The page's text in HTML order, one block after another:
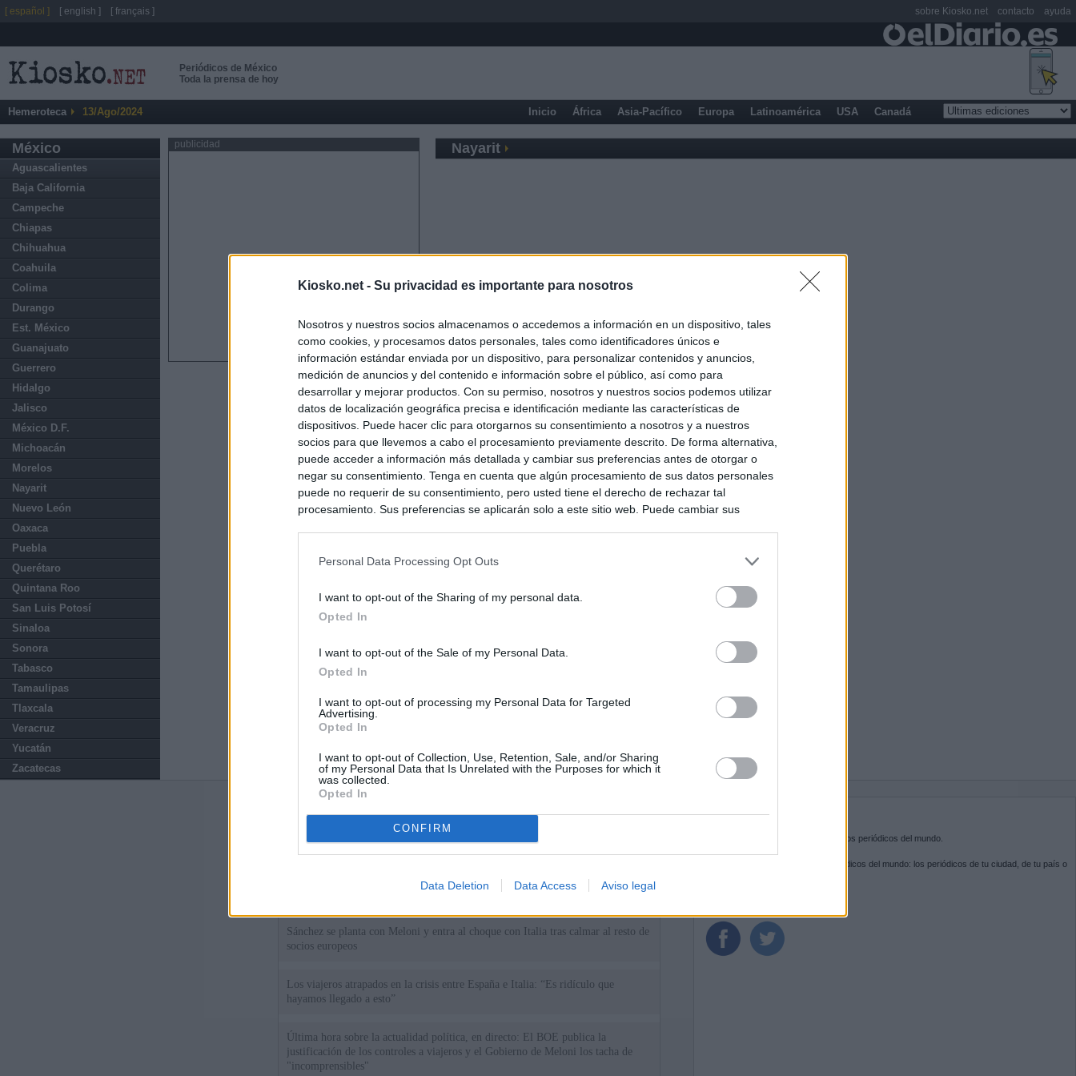
Kiosko.net - Su privacidad es importante para nosotros
Nosotros y nuestros socios almacenamos o accedemos a información en un dispositivo, tales
como cookies, y procesamos datos personales, tales como identificadores únicos e
información estándar enviada por un dispositivo, para personalizar contenidos y anuncios,
medición de anuncios y del contenido e información sobre el público, así como para
desarrollar y mejorar productos. Con su permiso, nosotros y nuestros socios podemos utilizar
datos de localización geográfica precisa e identificación mediante las características de
dispositivos. Puede hacer clic para otorgarnos su consentimiento a nosotros y a nuestros
socios para que llevemos a cabo el procesamiento previamente descrito. De forma alternativa,
puede acceder a información más detallada y cambiar sus preferencias antes de otorgar o
negar su consentimiento. Tenga en cuenta que algún procesamiento de sus datos personales
puede no requerir de su consentimiento, pero usted tiene el derecho de rechazar tal
procesamiento. Sus preferencias se aplicarán solo a este sitio web. Puede cambiar sus
Personal Data Processing Opt Outs
I want to opt-out of the Sharing of my personal data.
Opted In
I want to opt-out of the Sale of my Personal Data.
Opted In
I want to opt-out of processing my Personal Data for Targeted
Advertising.
Opted In
I want to opt-out of Collection, Use, Retention, Sale, and/or Sharing
of my Personal Data that Is Unrelated with the Purposes for which it
was collected.
Opted In
CONFIRM
Data Deletion Data Access Aviso legal
Periódicos de México
Toda la prensa de hoy
Hemeroteca 13/Ago/2024 Inicio África Asia-Pacífico Europa Latinoamérica USA Canadá
México
Aguascalientes
Baja California
Campeche
Chiapas
Chihuahua
Coahuila
Colima
Durango
Est. México
Guanajuato
Guerrero
Hidalgo
Jalisco
México D.F.
Michoacán
Morelos
Nayarit
Nuevo León
Oaxaca
Puebla
Querétaro
Quintana Roo
San Luis Potosí
Sinaloa
Sonora
Tabasco
Tamaulipas
Tlaxcala
Veracruz
Yucatán
Zacatecas
publicidad Nayarit
El uso personal de Ayuso de las instituciones de la Comunidad de Madrid
El Gobierno de Ayuso pone a la venta el inmueble de Gran Vía más caro que
hace un año cuando no logró venderlo
Sánchez se planta con Meloni y entra al choque con Italia tras calmar al resto de
socios europeos
Los viajeros atrapados en la crisis entre España e Italia: “Es ridículo que
hayamos llegado a esto”
Última hora sobre la actualidad política, en directo: El BOE publica la
justificación de los controles a viajeros y el Gobierno de Meloni los tacha de
"incomprensibles"
SOBRE KIOSKO.NET
es la puerta de entrada a los periódicos del mundo.
Navega por las portadas de los periódicos del mundo: los periódicos de tu ciudad, de tu país o
[ español ] [ english ] [ français ] sobre Kiosko.net contacto ayuda